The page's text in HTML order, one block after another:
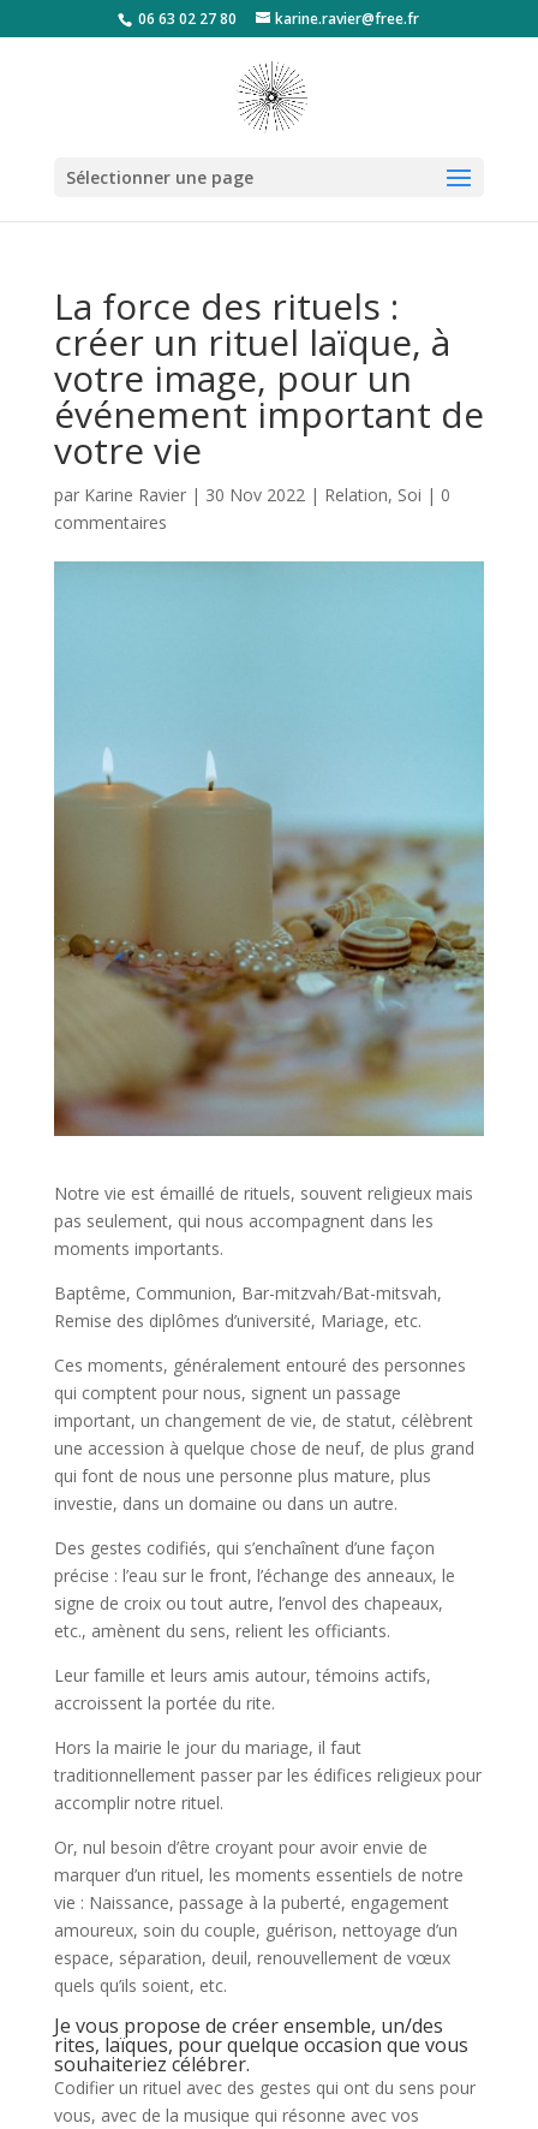
06 63 02 27 80 karine.ravier@free.fr
Sélectionner une page
La force des rituels :
créer un rituel laïque, à
votre image, pour un
événement important de
votre vie
par Karine Ravier| 30 Nov 2022| Relation, Soi | 0
commentaires
Notre vie est émaillé de rituels, souvent religieux mais
pas seulement, qui nous accompagnent dans les
moments importants.
Baptême, Communion, Bar-mitzvah/Bat-mitsvah,
Remise des diplômes d’université, Mariage, etc.
Ces moments, généralement entouré des personnes
qui comptent pour nous, signent un passage
important, un changement de vie, de statut, célèbrent
une accession à quelque chose de neuf, de plus grand
qui font de nous une personne plus mature, plus
investie, dans un domaine ou dans un autre.
Des gestes codifiés, qui s’enchaînent d’une façon
précise : l’eau sur le front, l’échange des anneaux, le
signe de croix ou tout autre, l’envol des chapeaux,
etc., amènent du sens, relient les officiants.
Leur famille et leurs amis autour, témoins actifs,
accroissent la portée du rite.
Hors la mairie le jour du mariage, il faut
traditionnellement passer par les édifices religieux pour
accomplir notre rituel.
Or, nul besoin d’être croyant pour avoir envie de
marquer d’un rituel, les moments essentiels de notre
vie : Naissance, passage à la puberté, engagement
amoureux, soin du couple, guérison, nettoyage d’un
espace, séparation, deuil, renouvellement de vœux
quels qu’ils soient, etc.
Je vous propose de créer ensemble, un/des
rites, laïques, pour quelque occasion que vous
souhaiteriez célébrer.
Codifier un rituel avec des gestes qui ont du sens pour
vous, avec de la musique qui résonne avec vos